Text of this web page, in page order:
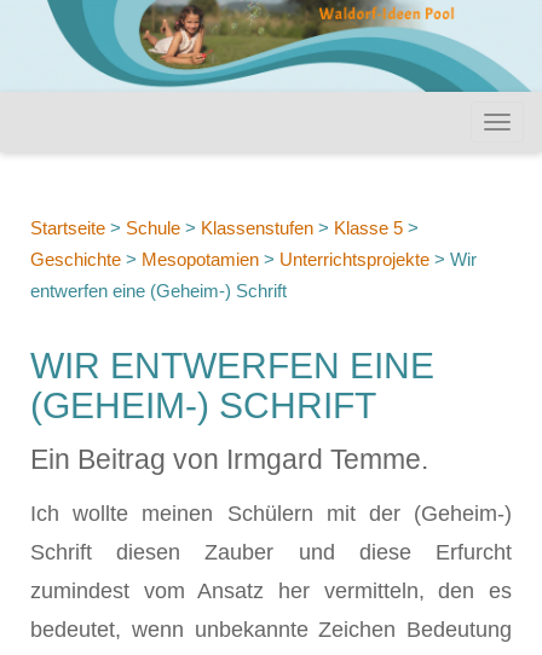
Startseite > Schule > Klassenstufen > Klasse 5 >
Geschichte > Mesopotamien > Unterrichtsprojekte > Wir
entwerfen eine (Geheim-) Schrift
WIR ENTWERFEN EINE
(GEHEIM-) SCHRIFT
Ein Beitrag von Irmgard Temme.
Ich wollte meinen Schülern mit der (Geheim-)
Schrift diesen Zauber und diese Erfurcht
zumindest vom Ansatz her vermitteln, den es
bedeutet, wenn unbekannte Zeichen Bedeutung